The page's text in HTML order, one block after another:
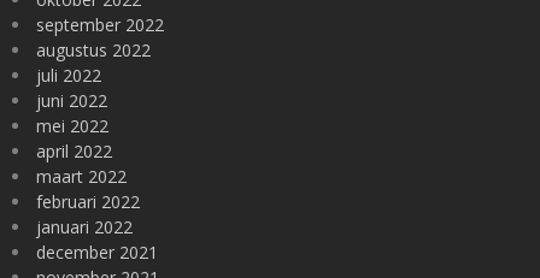
september 2022
augustus 2022
juli 2022
juni 2022
mei 2022
april 2022
maart 2022
februari 2022
januari 2022
december 2021